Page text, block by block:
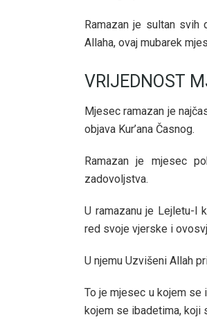
Ramazan je sultan svih
Allaha, ovaj mubarek
VRIJEDNOST
Mjesec ramazan je
objava Kur’ana Časnog.
Ramazan je mjesec
zadovoljstva.
U ramazanu je Lejletu-l
red svoje vjerske i
U njemu Uzvišeni Allah
To je mjesec u kojem se
kojem se ibadetima, koji